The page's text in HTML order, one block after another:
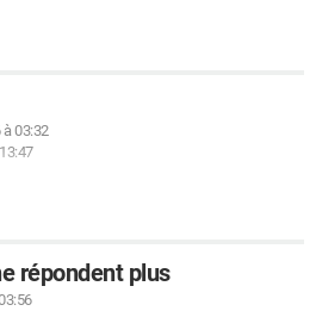
à 03:32
répondent plus